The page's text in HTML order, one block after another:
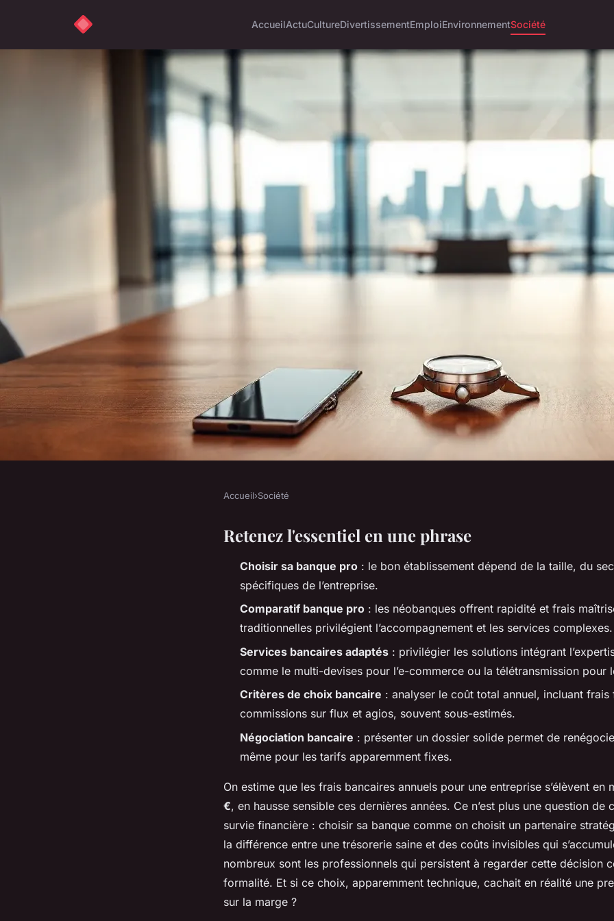
AccueilActuCultureDivertissementEmploiEnvironnementSociété
Top 5 banques pour les professionnels
en 2024 : notre sélection
Accueil›Société
Retenez l'essentiel en une phrase
Choisir sa banque pro : le bon établissement dépend de la taille, du
spécifiques de l’entreprise.
Comparatif banque pro : les néobanques offrent rapidité et frais
traditionnelles privilégient l’accompagnement et les services complexes.
Services bancaires adaptés : privilégier les solutions intégrant
comme le multi-devises pour l’e-commerce ou la télétransmission pour
Critères de choix bancaire : analyser le coût total annuel, incluant frais
commissions sur flux et agios, souvent sous-estimés.
Négociation bancaire : présenter un dossier solide permet de
même pour les tarifs apparemment fixes.
On estime que les frais bancaires annuels pour une entreprise s’élèvent en
€, en hausse sensible ces dernières années. Ce n’est plus une question de
survie financière : choisir sa banque comme on choisit un partenaire
la différence entre une trésorerie saine et des coûts invisibles qui
nombreux sont les professionnels qui persistent à regarder cette décision
formalité. Et si ce choix, apparemment technique, cachait en réalité une
sur la marge ?